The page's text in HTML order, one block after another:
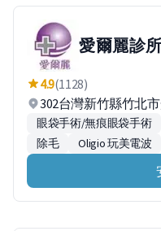
愛爾麗診
4.9(1128)
302台灣新竹縣竹北
眼袋手術/無痕眼袋手術
除毛
Oligio 玩美電波